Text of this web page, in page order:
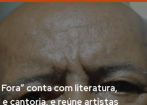
Fora” conta com literatura,
e cantoria, e reúne artistas